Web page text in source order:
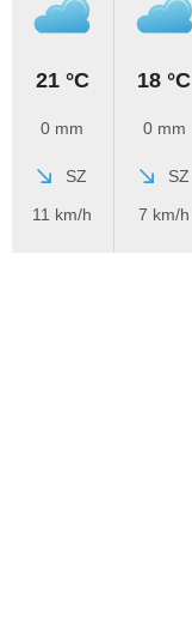
21 °C
0 mm
SZ
11 km/h
18 °C
0 mm
SZ
7 km/h